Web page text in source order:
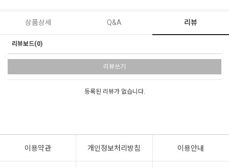
상품상세 Q&A 리뷰
리뷰보드(0)
리뷰쓰기
등록된 리뷰가 없습니다.
이용약관 개인정보처리방침 이용안내